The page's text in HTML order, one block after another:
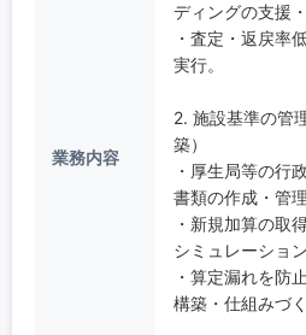
業務内容
ディングの支援・
・査定・返戻率
実行。
2. 施設基準の管
築）
・厚生局等の行
書類の作成・管理
・新規加算の取
シミュレーション
・算定漏れを防
構築・仕組みづく